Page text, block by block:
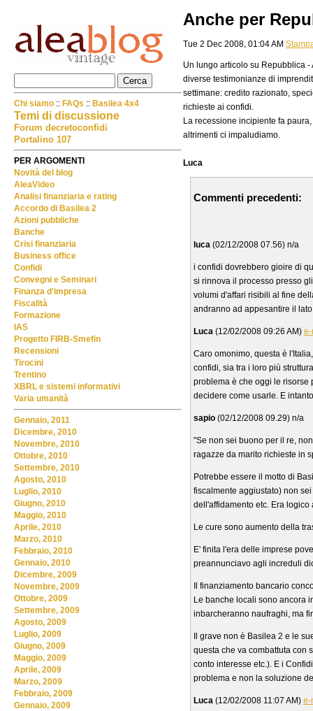
Anche per
Tue 2 Dec 2008, 01:04 AM
Un lungo articolo su Repubblica
diverse testimonianze di
settimane: credito razionato,
richieste ai confidi.
La recessione incipiente fa
altrimenti ci impaludiamo.
Luca
Commenti precedenti:
luca (02/12/2008 07.56) n/a
i confidi dovrebbero gioire di
si rinnova il processo presso
volumi d'affari risibili al fine
andranno ad appesantire il
Luca (12/02/2008 09:26 AM)
Caro omonimo, questa è
confidi, sia tra i loro più
problema è che oggi le risorse
decidere come usarle. E
sapio (02/12/2008 09.29) n/a
"Se non sei buono per il re,
ragazze da marito richieste in
Potrebbe essere il motto di
fiscalmente aggiustato) non
dell'affidamento etc. Era logico
Le cure sono aumento della
E' finita l'era delle imprese
preannunciavo agli increduli
Il finanziamento bancario
Le banche locali sono ancora
inbarcheranno naufraghi, ma
Il grave non è Basilea 2 e le
questa che va combattuta con
conto interesse etc.). E i
problema e non la soluzione
Luca (12/02/2008 11:07 AM) e-
Chi siamo :: FAQs :: Basilea 4x4
Temi di discussione
Forum decretoconfidi
Portalino 107
PER ARGOMENTI
Novità del blog
AleaVideo
Analisi finanziaria e rating
Accordo di Basilea 2
Azioni pubbliche
Banche
Crisi finanziaria
Business office
Confidi
Convegni e Seminari
Finanza d'impresa
Fiscalità
Formazione
IAS
Progetto FIRB-Smefin
Recensioni
Tirocini
Trentino
XBRL e sistemi informativi
Varia umanità
Gennaio, 2011
Dicembre, 2010
Novembre, 2010
Ottobre, 2010
Settembre, 2010
Agosto, 2010
Luglio, 2010
Giugno, 2010
Maggio, 2010
Aprile, 2010
Marzo, 2010
Febbraio, 2010
Gennaio, 2010
Dicembre, 2009
Novembre, 2009
Ottobre, 2009
Settembre, 2009
Agosto, 2009
Luglio, 2009
Giugno, 2009
Maggio, 2009
Aprile, 2009
Marzo, 2009
Febbraio, 2009
Gennaio, 2009